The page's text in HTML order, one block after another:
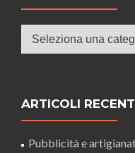
ARTICOLI
Pubblicità e